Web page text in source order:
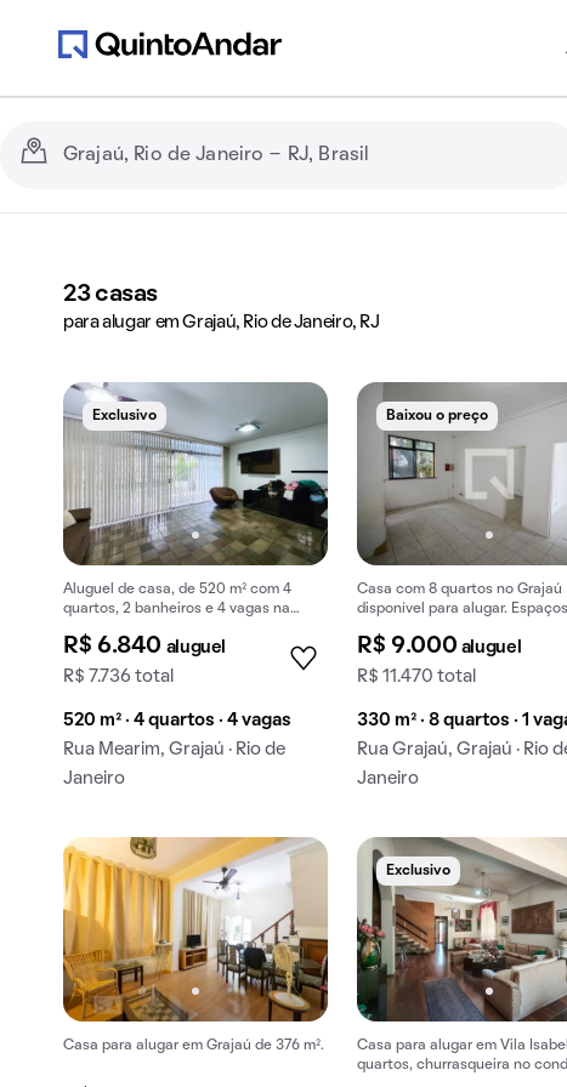
23casas
para alugar em Grajaú, Rio de Janeiro, RJ
Exclusivo
Aluguel de casa, de 520 m² com 4
quartos, 2 banheiros e 4 vagas na
R$ 6.840 aluguel
R$ 7.736 total
520 m² · 4 quartos · 4 vagas
Rua Mearim, Grajaú · Rio de
Janeiro
Baixou o preço
Casa com 8 quartos no Grajaú
disponível para alugar.
R$ 9.000 aluguel
R$ 11.470 total
330 m² · 8 quartos · 1
Rua Grajaú, Grajaú · Rio
Janeiro
Casa para alugar em Grajaú de 376 m².
Exclusivo
Casa para alugar em Vila
quartos, churrasqueira no